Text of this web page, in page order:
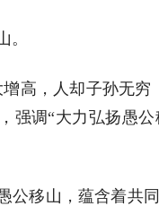
。
增高，人却子孙无
强调“大力弘扬愚
公移山，蕴含着共